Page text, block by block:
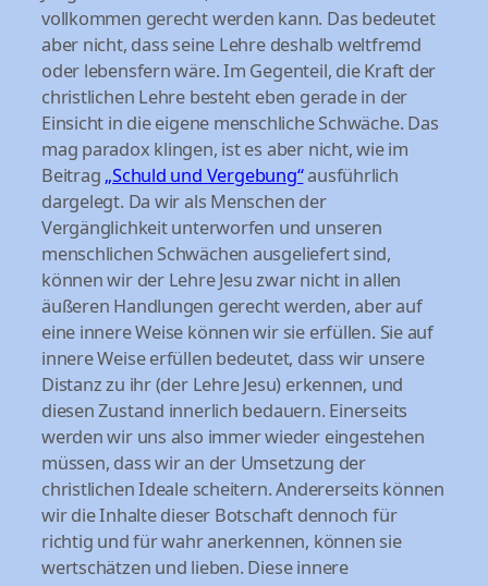
vollkommen gerecht werden kann. Das bedeutet
aber nicht, dass seine Lehre deshalb weltfremd
oder lebensfern wäre. Im Gegenteil, die Kraft der
christlichen Lehre besteht eben gerade in der
Einsicht in die eigene menschliche Schwäche. Das
mag paradox klingen, ist es aber nicht, wie im
Beitrag „Schuld und Vergebung“ausführlich
dargelegt. Da wir als Menschen der
Vergänglichkeit unterworfen und unseren
menschlichen Schwächen ausgeliefert sind,
können wir der Lehre Jesu zwar nicht in allen
äußeren Handlungen gerecht werden, aber auf
eine innere Weise können wir sie erfüllen. Sie auf
innere Weise erfüllen bedeutet, dass wir unsere
Distanz zu ihr (der Lehre Jesu) erkennen, und
diesen Zustand innerlich bedauern. Einerseits
werden wir uns also immer wieder eingestehen
müssen, dass wir an der Umsetzung der
christlichen Ideale scheitern. Andererseits können
wir die Inhalte dieser Botschaft dennoch für
richtig und für wahr anerkennen, können sie
wertschätzen und lieben. Diese innere